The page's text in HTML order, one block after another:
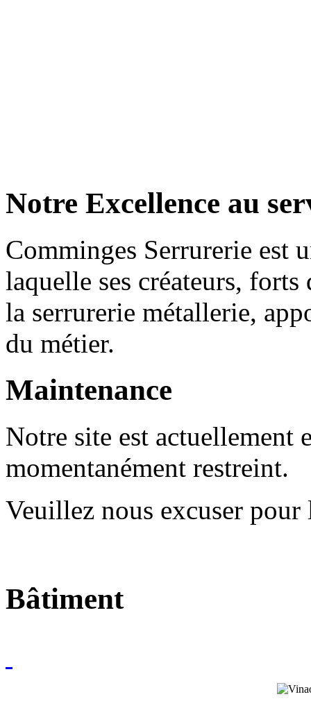
Notre Excellence au
Comminges Serrurerie est
laquelle ses créateurs, forts
la serrurerie métallerie,
du métier.
Maintenance
Notre site est actuellement
momentanément restreint.
Veuillez nous excuser pour
Bâtiment